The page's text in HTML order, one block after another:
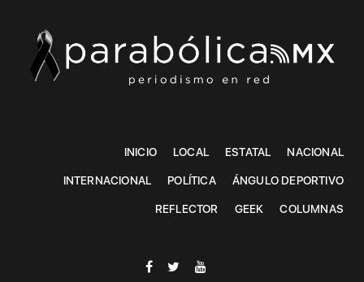
INICIO LOCAL ESTATAL NACIONAL
INTERNACIONAL POLÍTICA ÁNGULO DEPORTIVO
REFLECTOR GEEK COLUMNAS